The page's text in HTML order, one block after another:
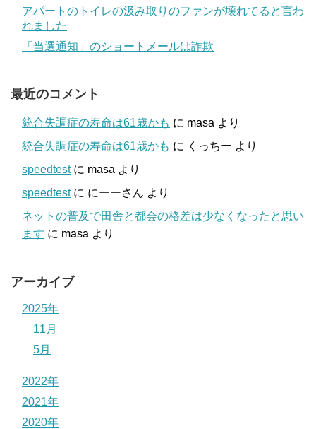
アパートのトイレの汲み取りのファンが壊れてると言わ
れました
「当選通知」のショートメールは詐欺
最近のコメント
統合失調症の寿命は61歳かも に masa より
統合失調症の寿命は61歳かも に くっちー より
speedtestに masa より
speedtestに にーーさん より
ネットの普及で田舎と都会の格差は少なくなったと思い
ます に masa より
アーカイブ
2025年
11月
5月
2022年
2021年
2020年